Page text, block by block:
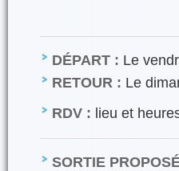
DÉPART : Le
RETOUR : Le
RDV : lieu et
SORTIE